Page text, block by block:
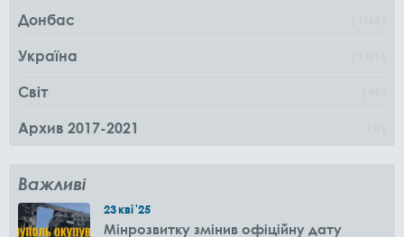
Донбас
Україна
Світ
Архив 2017-2021
Важливі
23кві'25
Мінрозвитку змінив офіційну дату